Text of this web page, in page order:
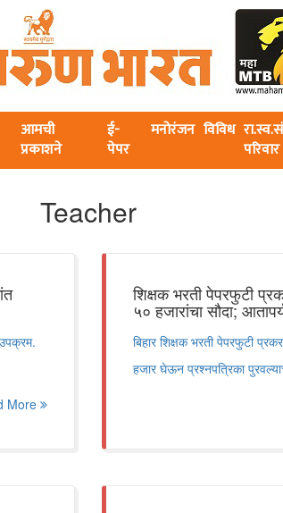
आमची
प्रकाशने
ई-
पेपर
मनोरंजन विविध
परिवार
Teacher
उपक्रम.
More
शिक्षक भरती पेपरफुटी
५० हजारांचा सौदा;
बिहार शिक्षक भरती पेपरफुटी
हजार घेऊन प्रश्नपत्रिका